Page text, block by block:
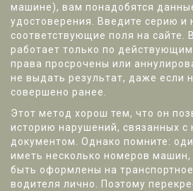
машине), вам понадобятся
удостоверения. Введите серию и
соответствующие поля на сайте.
работает только по
права просрочены или
не выдать результат, даже если
совершено ранее.
Этот метод хорош тем, что он
историю нарушений, связанных с
документом. Однако помните:
иметь несколько номеров
быть оформлены на
водителя лично. Поэтому